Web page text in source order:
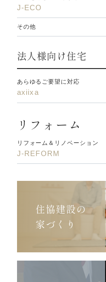
J-ECO
その他
法人様向け住宅
あらゆるご要望に対応
axiixa
リフォーム
リフォーム＆リノベーション
J-REFORM
住協建設の
家づくり